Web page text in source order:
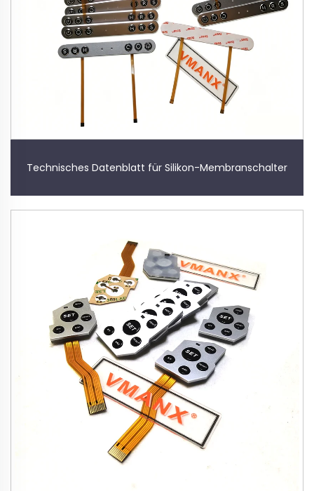
Technisches Datenblatt für Silikon-Membranschalter